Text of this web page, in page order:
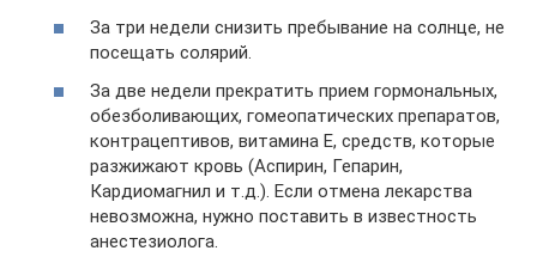
За три недели снизить пребывание на солнце, не
посещать солярий.
За две недели прекратить прием гормональных,
обезболивающих, гомеопатических препаратов,
контрацептивов, витамина Е, средств, которые
разжижают кровь (Аспирин, Гепарин,
Кардиомагнил и т.д.). Если отмена лекарства
невозможна, нужно поставить в известность
анестезиолога.